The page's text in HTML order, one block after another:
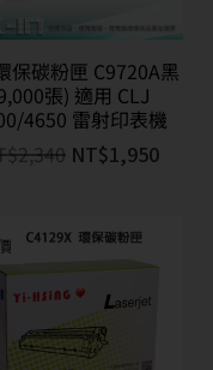
保碳粉匣 C9720A黑
張) 適用 CLJ
4650 雷射印表機
2,340 NT$1,950